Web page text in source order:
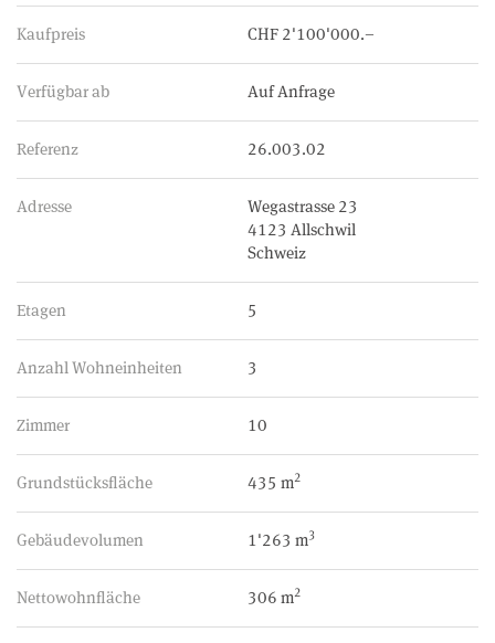
Kaufpreis CHF 2'100'000.–
Verfügbar ab Auf Anfrage
Referenz 26.003.02
Adresse
Wegastrasse 23
4123 Allschwil
Schweiz
Etagen 5
Anzahl Wohneinheiten 3
Zimmer 10
Grundstücksfläche 435 m2
Gebäudevolumen 1'263 m3
Nettowohnfläche 306 m2